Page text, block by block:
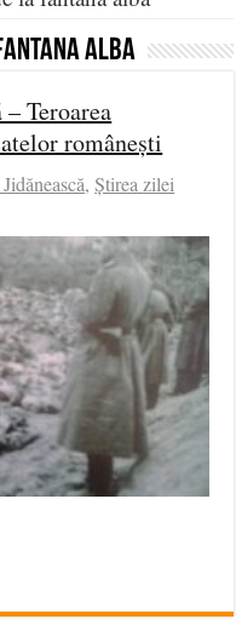
alba
Teroarea
românești
,Știrea zilei